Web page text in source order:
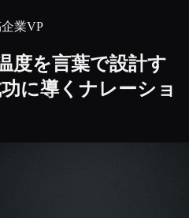
企業VP
度を言葉で設計す
に導くナレーショ